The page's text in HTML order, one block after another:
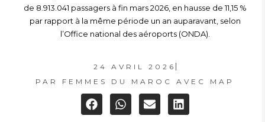
de 8.913.041 passagers à fin mars 2026, en hausse de 11,15 %
par rapport à la même période un an auparavant, selon
l’Office national des aéroports (ONDA).
24 AVRIL 2026
PAR
FEMMES DU MAROC AVEC MAP